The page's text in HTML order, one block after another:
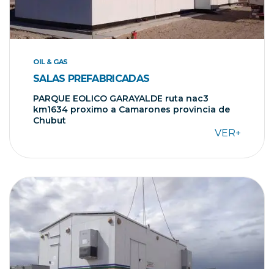
OIL & GAS
SALAS PREFABRICADAS
PARQUE EOLICO GARAYALDE ruta nac3
km1634 proximo a Camarones provincia de
Chubut
VER+